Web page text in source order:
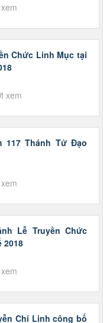
Chức Linh Mục tại
xem
117 Thánh Tử Đạo
Lễ Truyền Chức
2018
Chí Linh công bố